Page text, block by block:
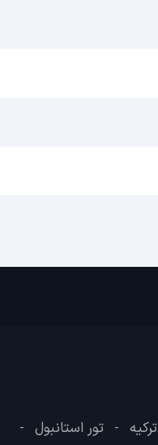
- تور استانبول -